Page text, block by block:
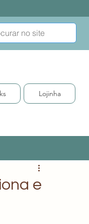
Lojinha
e